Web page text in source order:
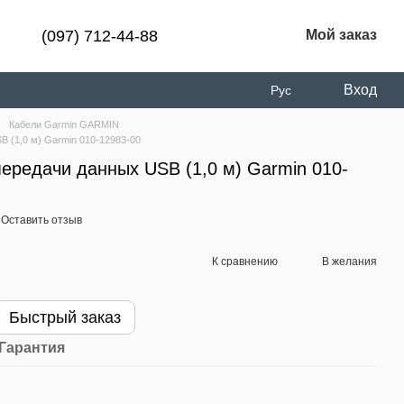
(097) 712-44-88 Мой заказ
Рус Вход
Кабели Garmin GARMIN
(1,0 м) Garmin 010-12983-00
данных USB (1,0 м) Garmin 010-
Оставить отзыв
К сравнению В желания
Быстрый заказ
Гарантия